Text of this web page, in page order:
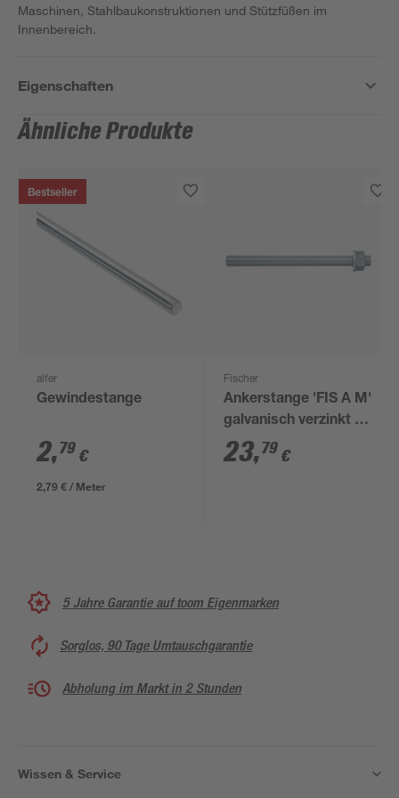
Maschinen, Stahlbaukonstruktionen und Stützfüßen im
Innenbereich.
Eigenschaften
Ähnliche Produkte
Bestseller
alfer
Gewindestange
2,79 €
2,79 € / Meter
Fischer
Ankerstange 'FIS A M'
galvanisch verzinkt Ø
12 x 140 mm
23,79 €
5 Jahre Garantie auf toom Eigenmarken
Sorglos, 90 Tage Umtauschgarantie
Abholung im Markt in 2 Stunden
Wissen & Service